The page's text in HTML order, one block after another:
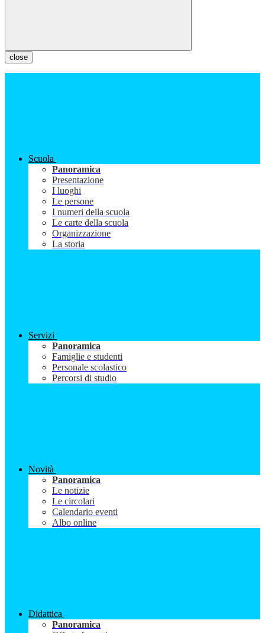
close
Scuola
Panoramica
Presentazione
I luoghi
Le persone
I numeri della scuola
Le carte della scuola
Organizzazione
La storia
Servizi
Panoramica
Famiglie e studenti
Personale scolastico
Percorsi di studio
Novità
Panoramica
Le notizie
Le circolari
Calendario eventi
Albo online
Didattica
Panoramica